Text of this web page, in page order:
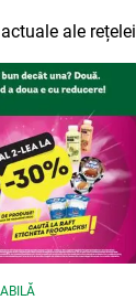
ale